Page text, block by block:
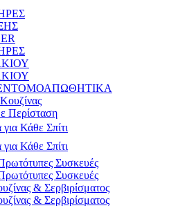
Περίσταση
Κάθε Σπίτι
Κάθε Σπίτι
Συσκευές
Συσκευές
& Σερβιρίσματος
& Σερβιρίσματος